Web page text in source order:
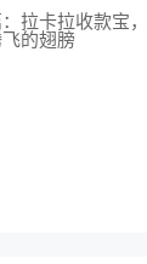
：拉卡拉收款宝
的翅膀